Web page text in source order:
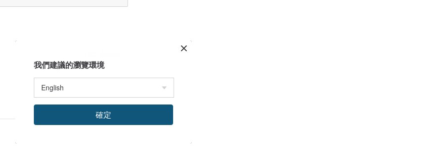
我們建議的瀏覽環境
確定